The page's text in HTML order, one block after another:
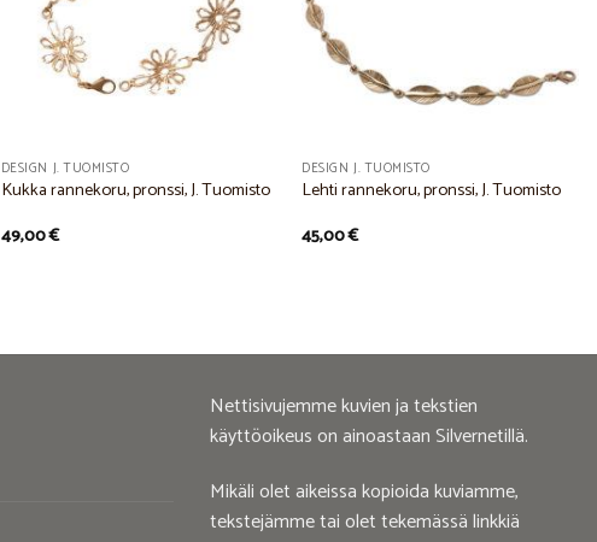
DESIGN J. TUOMISTO
Kukka rannekoru, pronssi, J. Tuomisto
49,00€
DESIGN J. TUOMISTO
Lehti rannekoru, pronssi, J. Tuomisto
45,00€
Nettisivujemme kuvien ja tekstien
käyttöoikeus on ainoastaan Silvernetillä.
Mikäli olet aikeissa kopioida kuviamme,
tekstejämme tai olet tekemässä linkkiä